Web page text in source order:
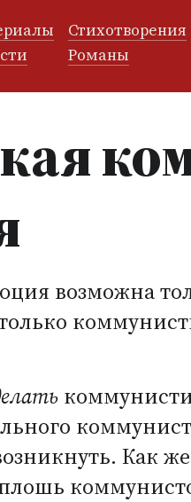
Стихотворения
Романы
возможна
Как